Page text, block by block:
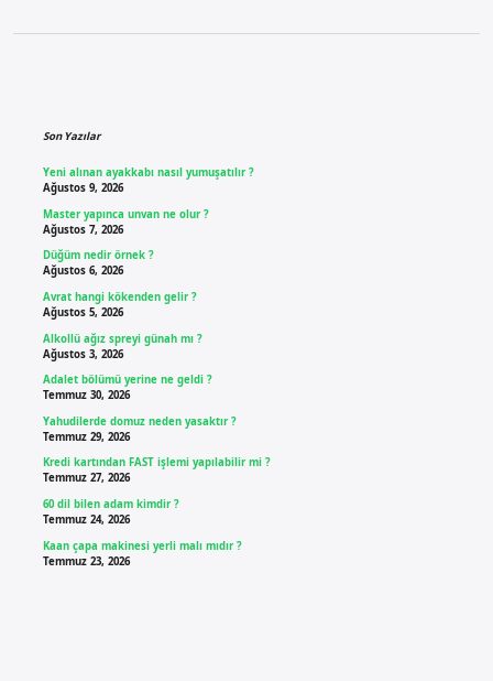
Son Yazılar
Yeni alınan ayakkabı nasıl yumuşatılır ?
Ağustos 9, 2026
Master yapınca unvan ne olur ?
Ağustos 7, 2026
Düğüm nedir örnek ?
Ağustos 6, 2026
Avrat hangi kökenden gelir ?
Ağustos 5, 2026
Alkollü ağız spreyi günah mı ?
Ağustos 3, 2026
Adalet bölümü yerine ne geldi ?
Temmuz 30, 2026
Yahudilerde domuz neden yasaktır ?
Temmuz 29, 2026
Kredi kartından FAST işlemi yapılabilir mi ?
Temmuz 27, 2026
60 dil bilen adam kimdir ?
Temmuz 24, 2026
Kaan çapa makinesi yerli malı mıdır ?
Temmuz 23, 2026